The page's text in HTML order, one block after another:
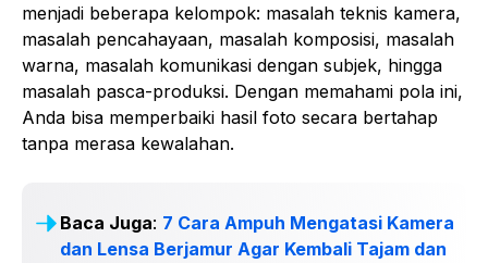
menjadi beberapa kelompok: masalah teknis kamera,
masalah pencahayaan, masalah komposisi, masalah
warna, masalah komunikasi dengan subjek, hingga
masalah pasca-produksi. Dengan memahami pola ini,
Anda bisa memperbaiki hasil foto secara bertahap
tanpa merasa kewalahan.
Baca Juga: 7 Cara Ampuh Mengatasi Kamera
dan Lensa Berjamur Agar Kembali Tajam dan